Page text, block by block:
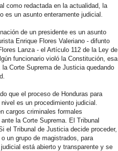
como redactada en la actualidad, la
es un asunto enteramente judicial.
de un presidente es un asunto
Enrique Flores Valeriano - difunto
Lanza - el Artículo 112 de la Ley de
funcionario violó la Constitución, esa
Corte Suprema de Justicia quedando
que el proceso de Honduras para
es un procedimiento judicial.
cargos criminales formales
la Corte Suprema. El Tribunal
el Tribunal de Justicia decide proceder,
un grupo de magistrados, para
está abierto y transparente y se